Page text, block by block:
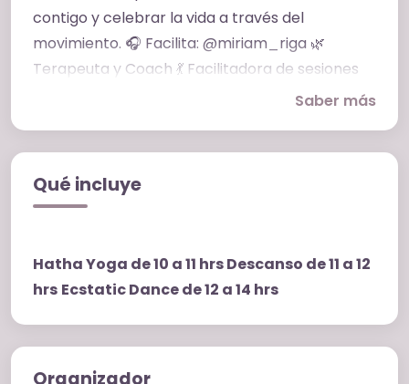
contigo y celebrar la vida a través del
movimiento. 🎧 Facilita: @miriam_riga 🌿
Terapeuta y Coach 💃 Facilitadora de sesiones
Saber más
Qué incluye
Hatha Yoga de 10 a 11 hrs Descanso de 11 a 12
hrs Ecstatic Dance de 12 a 14 hrs
Organizador